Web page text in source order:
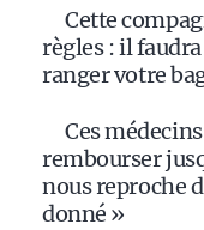
Cette
règles : il
ranger votre
Ces
rembourser
nous reproche
donné »